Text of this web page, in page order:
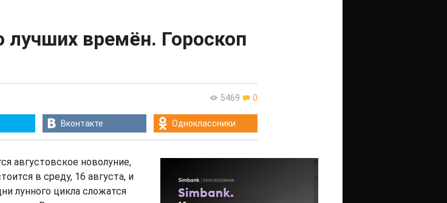
времён. Гороскоп
5469 0
Вконтакте Одноклассники
августовское новолуние,
в среду, 16 августа, и
лунного цикла сложатся